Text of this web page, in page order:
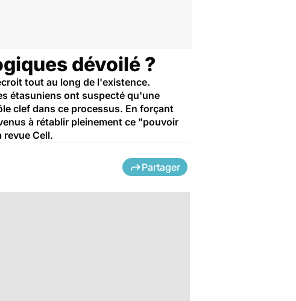
dévoilé ?
tout au long de l'existence.
étasuniens ont suspecté qu'une
clef dans ce processus. En forçant
à rétablir pleinement ce "pouvoir
revue Cell.
Partager